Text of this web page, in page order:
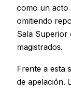
como un acto
omitiendo
Sala Superior
magistrados.
Frente a esta
de apelación.